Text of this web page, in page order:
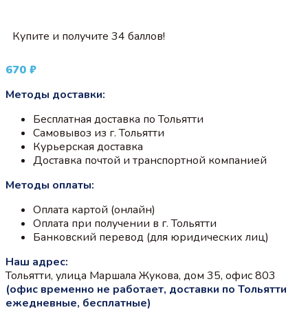
Купите и получите 34 баллов!
670 ₽
Методы доставки:
Бесплатная доставка по Тольятти
Самовывоз из г. Тольятти
Курьерская доставка
Доставка почтой и транспортной компанией
Методы оплаты:
Оплата картой (онлайн)
Оплата при получении в г. Тольятти
Банковский перевод (для юридических лиц)
Наш адрес:
Тольятти, улица Маршала Жукова, дом 35, офис 803
(офис временно не работает, доставки по Тольятти
ежедневные, бесплатные)